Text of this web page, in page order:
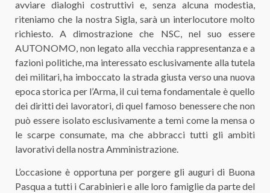
avviare dialoghi costruttivi e, senza alcuna modestia,
riteniamo che la nostra Sigla, sarà un interlocutore molto
richiesto. A dimostrazione che NSC, nel suo essere
AUTONOMO, non legato alla vecchia rappresentanza e a
fazioni politiche, ma interessato esclusivamente alla tutela
dei militari, ha imboccato la strada giusta verso una nuova
epoca storica per l’Arma, il cui tema fondamentale è quello
dei diritti dei lavoratori, di quel famoso benessere che non
può essere isolato esclusivamente a temi come la mensa o
le scarpe consumate, ma che abbracci tutti gli ambiti
lavorativi della nostra Amministrazione.
L’occasione è opportuna per porgere gli auguri di Buona
Pasqua a tutti i Carabinieri e alle loro famiglie da parte del